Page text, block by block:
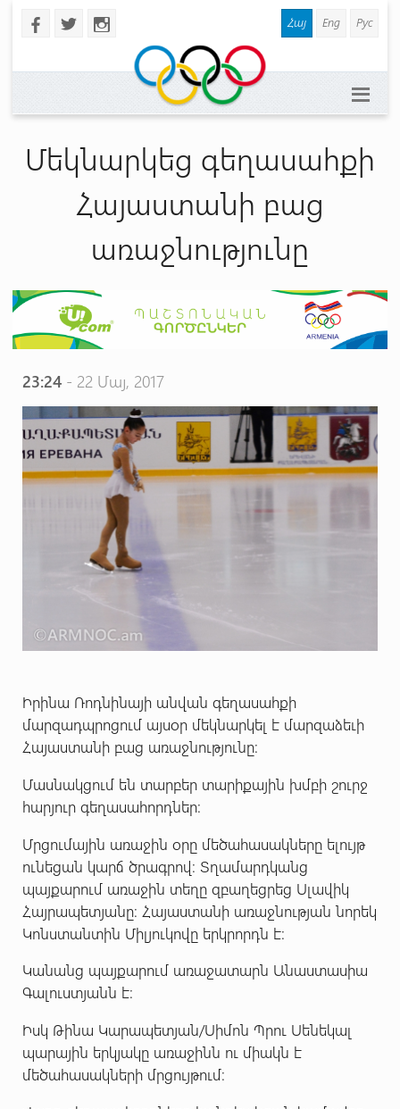
b a x Հայ Eng Рус
Մեկնարկեց գեղասահքի
Հայաստանի բաց
առաջնությունը
23:24- 22 Մայ, 2017
Իրինա Ռոդնինայի անվան գեղասահքի
մարզադպրոցում այսօր մեկնարկել է մարզաձեւի
Հայաստանի բաց առաջնությունը։
Մասնակցում են տարբեր տարիքային խմբի շուրջ
հարյուր գեղասահորդներ։
Մրցումային առաջին օրը մեծահասակները ելույթ
ունեցան կարճ ծրագրով։ Տղամարդկանց
պայքարում առաջին տեղը զբաղեցրեց Սլավիկ
Հայրապետյանը։ Հայաստանի առաջնության նորեկ
Կոնստանտին Միլյուկովը երկրորդն է։
Կանանց պայքարում առաջատարն Անաստասիա
Գալուստյանն է։
Իսկ Թինա Կարապետյան/Սիմոն Պրու Սենեկալ
պարային երկյակը առաջինն ու միակն է
մեծահասակների մրցույթում։